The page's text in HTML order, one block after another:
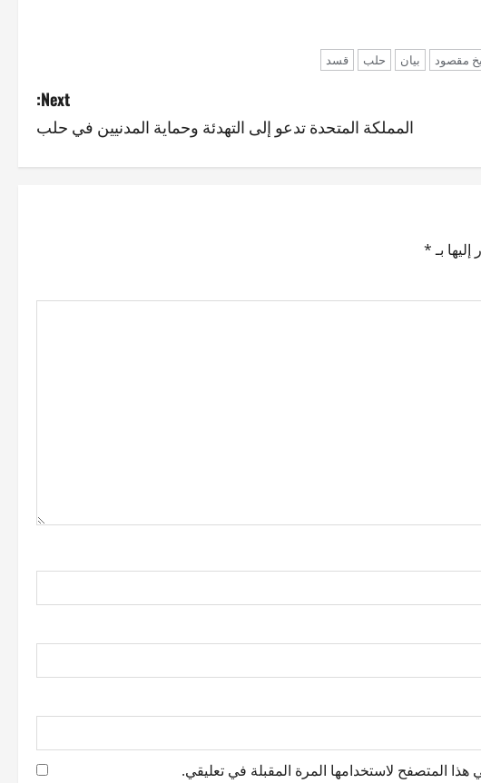
مقصود بيان حلب قسد
Next:
المملكة المتحدة تدعو إلى التهدئة وحماية المدنيين في حلب
بـ*
المتصفح لاستخدامها المرة المقبلة في تعليقي.